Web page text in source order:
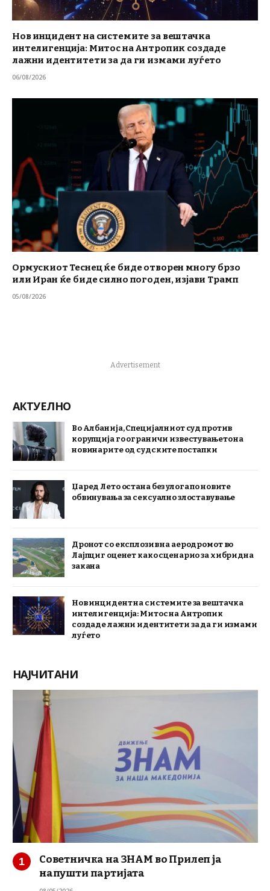
Нов инцидент на системите за вештачка
интелигенција: Митос на Антропик создаде
лажни идентитети за да ги измами луѓето
06/08/2026
Ормускиот Теснец ќе биде отворен многу брзо
или Иран ќе биде силно погоден, изјави Трамп
05/08/2026
Advertisement
АКТУЕЛНО
Во Албанија, Специјалниот суд против
корупција го ограничи известувањето на
новинарите од судските постапки
Џаред Лето остана без улога по новите
обвинувања за сексуално злоставување
Дронот со експлозив на аеродромот во
Лајпциг оценет како сценарио за хибридна
закана
Нов инцидент на системите за вештачка
интелигенција: Митос на Антропик
создаде лажни идентитети за да ги измами
луѓето
НАЈЧИТАНИ
Советничка на ЗНАМ во Прилеп ја
напушти партијата